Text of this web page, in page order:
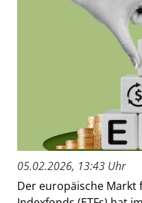
05.02.2026, 13:43 Uhr
Der europäische